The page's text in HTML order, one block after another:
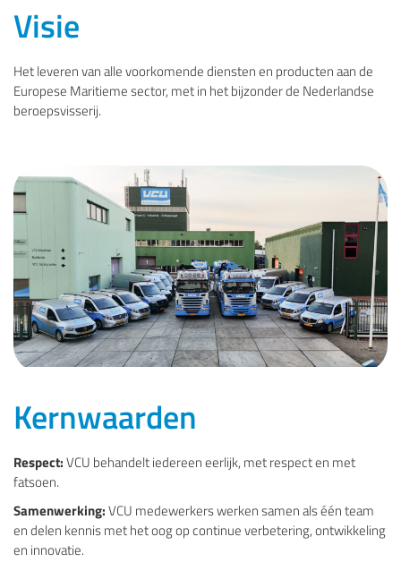
Visie
Het leveren van alle voorkomende diensten en producten aan de
Europese Maritieme sector, met in het bijzonder de Nederlandse
beroepsvisserij.
Kernwaarden
Respect:VCU behandelt iedereen eerlijk, met respect en met
fatsoen.
Samenwerking:VCU medewerkers werken samen als één team
en delen kennis met het oog op continue verbetering, ontwikkeling
en innovatie.